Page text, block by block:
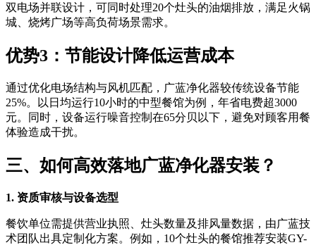
双电场并联设计，可同时处理20个灶头的油烟排放，满足火锅
城、烧烤广场等高负荷场景需求。
优势3：节能设计降低运营成本
通过优化电场结构与风机匹配，广蓝净化器较传统设备节能
25%。以日均运行10小时的中型餐馆为例，年省电费超3000
元。同时，设备运行噪音控制在65分贝以下，避免对顾客用餐
体验造成干扰。
三、如何高效落地广蓝净化器安装？
1. 资质审核与设备选型
餐饮单位需提供营业执照、灶头数量及排风量数据，由广蓝技
术团队出具定制化方案。例如，10个灶头的餐馆推荐安装GY-